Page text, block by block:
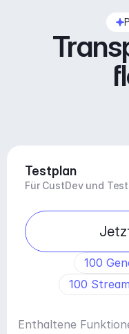
Testplan
Für CustDev und
100
100
Enthaltene